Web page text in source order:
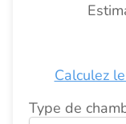
Calculez
Type de